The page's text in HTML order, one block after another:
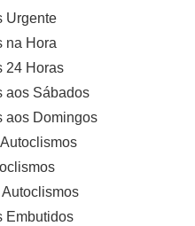
Urgente
na Hora
24 Horas
aos Sábados
aos Domingos
Embutidos